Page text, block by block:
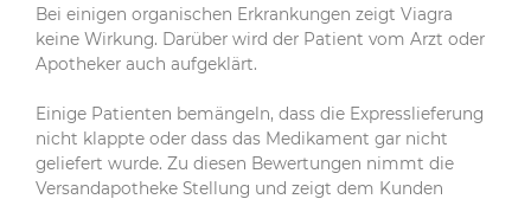
Bei einigen organischen Erkrankungen zeigt Viagra
keine Wirkung. Darüber wird der Patient vom Arzt oder
Apotheker auch aufgeklärt.
Einige Patienten bemängeln, dass die Expresslieferung
nicht klappte oder dass das Medikament gar nicht
geliefert wurde. Zu diesen Bewertungen nimmt die
Versandapotheke Stellung und zeigt dem Kunden